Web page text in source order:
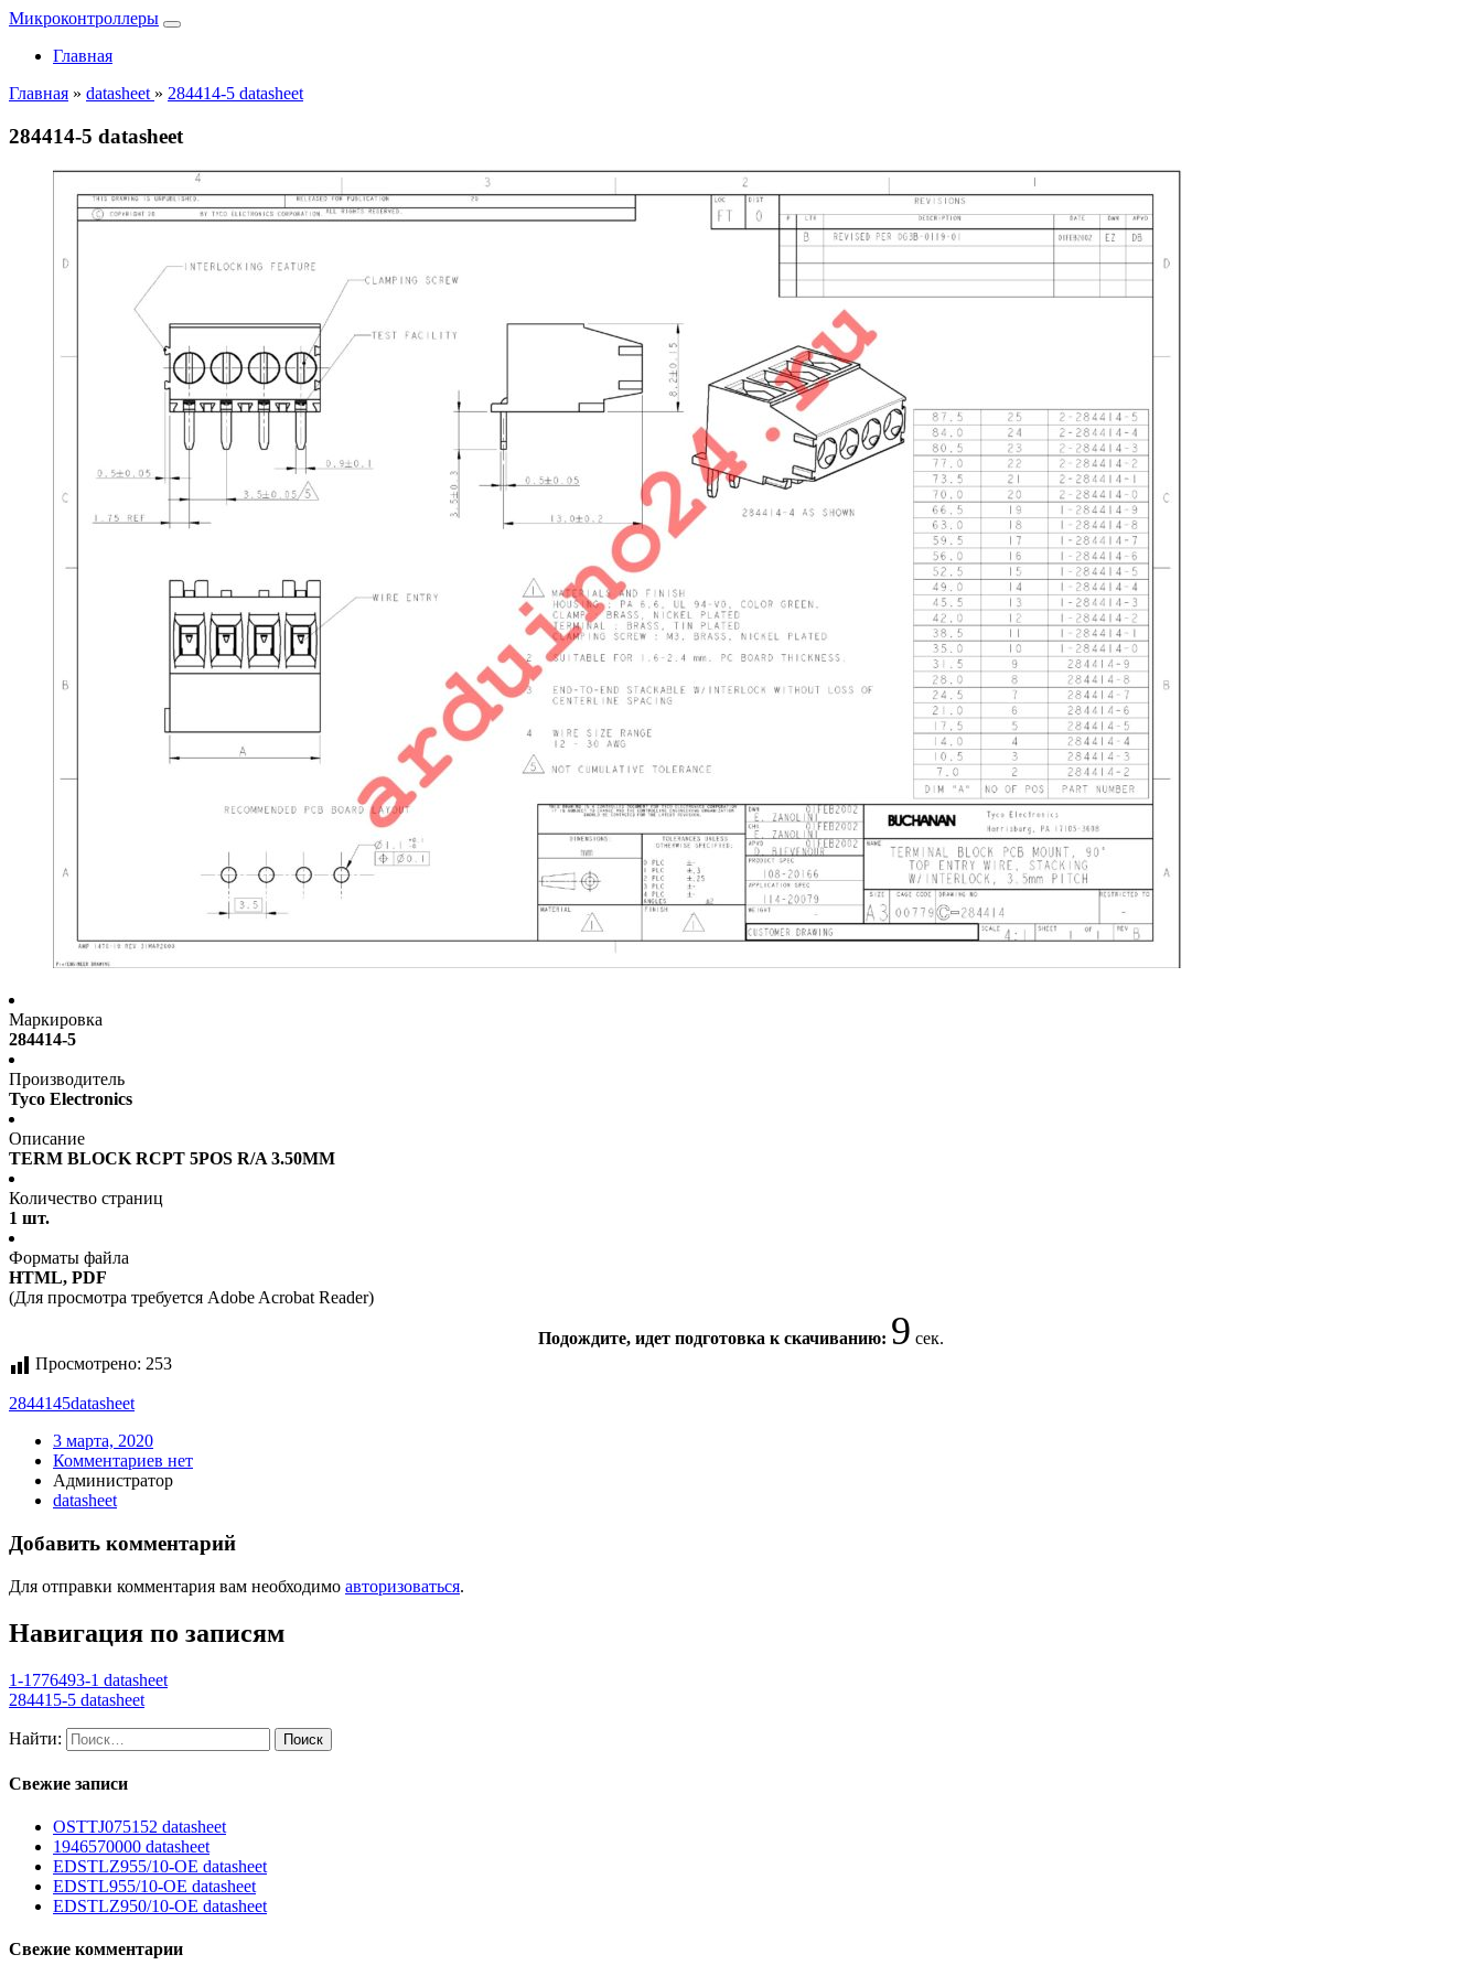
Микроконтроллеры
Главная
Главная » datasheet » 284414-5 datasheet
284414-5 datasheet
Маркировка
284414-5
Производитель
Tyco Electronics
Описание
TERM BLOCK RCPT 5POS R/A 3.50MM
Количество страниц
1 шт.
Форматы файла
HTML, PDF
(Для просмотра требуется Adobe Acrobat Reader)
Подождите, идет подготовка к скачиванию: 9 сек.
Просмотрено: 253
2844145datasheet
3 марта, 2020
Комментариев нет
Администратор
datasheet
Добавить комментарий
Для отправки комментария вам необходимо авторизоваться.
Навигация по записям
1-1776493-1 datasheet
284415-5 datasheet
Найти:
Свежие записи
OSTTJ075152 datasheet
1946570000 datasheet
EDSTLZ955/10-OE datasheet
EDSTL955/10-OE datasheet
EDSTLZ950/10-OE datasheet
Свежие комментарии